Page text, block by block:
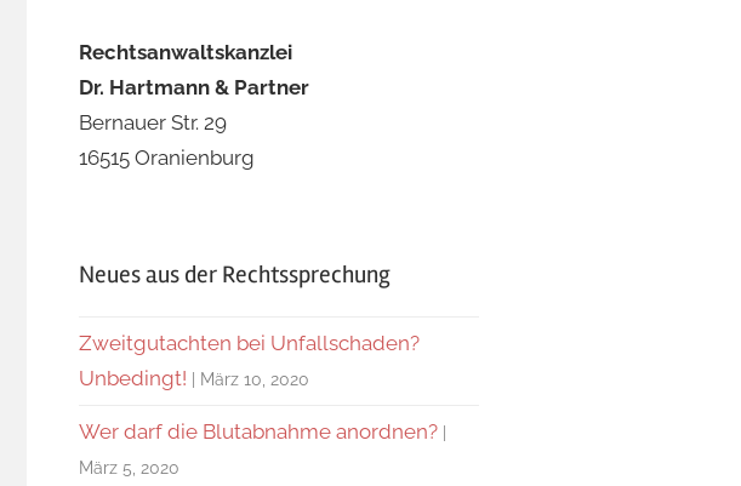
Rechtsanwaltskanzlei
Dr. Hartmann & Partner
Bernauer Str. 29
16515 Oranienburg
Neues aus der Rechtssprechung
Zweitgutachten bei Unfallschaden?
Unbedingt!
März 10, 2020
Wer darf die Blutabnahme anordnen?
März 5, 2020